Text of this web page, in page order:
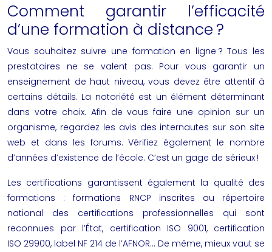
Comment garantir l’efficacité
d’une formation à distance ?
Vous souhaitez suivre une formation en ligne ? Tous les
prestataires ne se valent pas. Pour vous garantir un
enseignement de haut niveau, vous devez être attentif à
certains détails. La notoriété est un élément déterminant
dans votre choix. Afin de vous faire une opinion sur un
organisme, regardez les avis des internautes sur son site
web et dans les forums. Vérifiez également le nombre
d’années d’existence de l’école. C’est un gage de sérieux !
Les certifications garantissent également la qualité des
formations : formations RNCP inscrites au répertoire
national des certifications professionnelles qui sont
reconnues par l’État, certification ISO 9001, certification
ISO 29900, label NF 214 de l’AFNOR… De même, mieux vaut se